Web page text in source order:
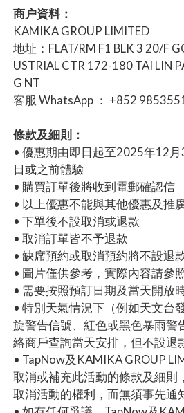
商户資料：
KAMIKA GROUP LIMITED
地址：FLAT/RM F1 BLK 3 20/F
USTRIAL CTR 172-180 TAI LIN
G NT
客服 WhatsApp ： +852
條款及細則：
• 優惠期由即日起至2025年12
日或之前體驗
• 購買訂單後將收到電郵確認信
• 以上優惠不能與其他優惠及推
• 下單後不設取消或退款
• 取消訂單皆不予退款
• 缺席預約或取消預約將不設退
• 圖片僅供參考，實際內容請參
• 需要按照預訂日期及當天開放
• 特別天氣情況下（例如天文台
旋警告信號、紅色或黑色暴雨警
絡商戶查詢當天安排，但不設退
• TapNow及KAMIKA GROUP
取消或補充此活動的條款及細則
取消活動的權利，而無須事先通